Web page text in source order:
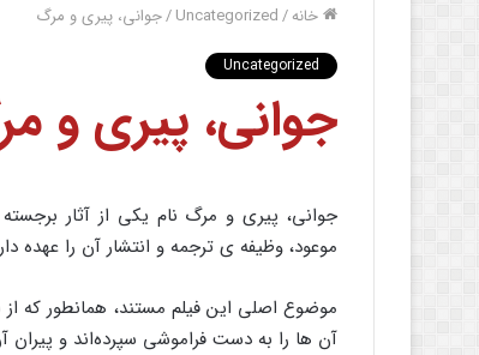
خانه/
Uncategorized
/جوانی، پیری و مرگ
Uncategorized
جوانی، پیری و
جوانی، پیری و مرگ نام یکی از آثار
موعود، وظیفه ی ترجمه و انتشار آن را عهده
موضوع اصلی این فیلم مستند، همانطور که
آن ها را به دست فراموشی سپرده‌اند و پیران